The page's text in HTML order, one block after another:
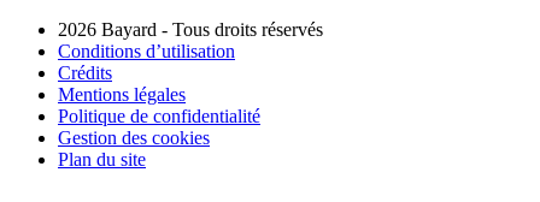
2026 Bayard - Tous droits réservés
Conditions d’utilisation
Crédits
Mentions légales
Politique de confidentialité
Gestion des cookies
Plan du site